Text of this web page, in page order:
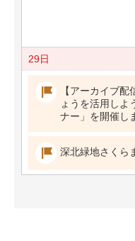
29日
【アーカイブ
ょうを活用しよ
ナー」を開催し
深北緑地さくら